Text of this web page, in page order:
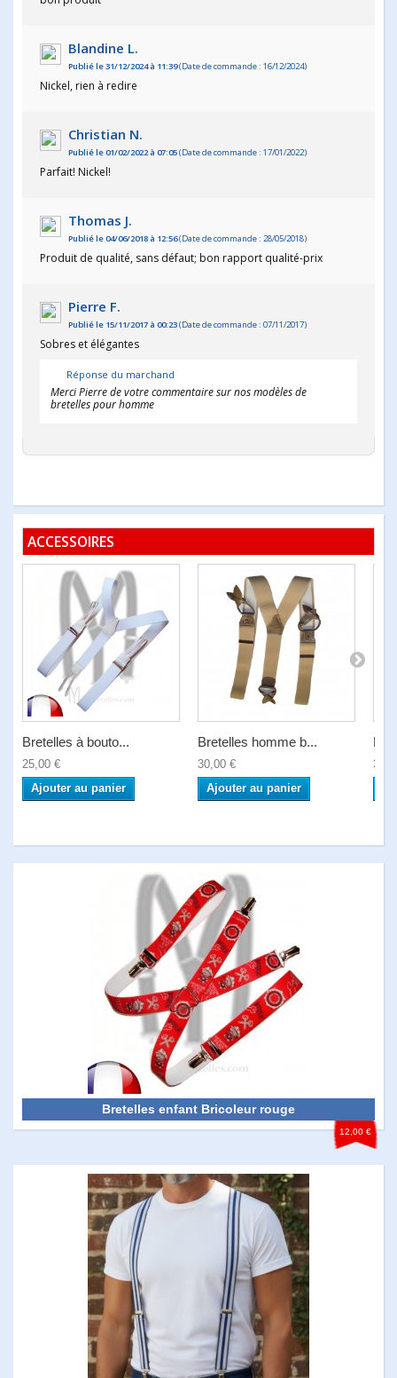
Blandine L.
Publié le 31/12/2024 à 11:39(Date de commande : 16/12/2024)
Nickel, rien à redire
Christian N.
Publié le 01/02/2022 à 07:05(Date de commande : 17/01/2022)
Parfait! Nickel!
Thomas J.
Publié le 04/06/2018 à 12:56(Date de commande : 28/05/2018)
Produit de qualité, sans défaut; bon rapport qualité-prix
Pierre F.
Publié le 15/11/2017 à 00:23(Date de commande : 07/11/2017)
Sobres et élégantes
Réponse du marchand
Merci Pierre de votre commentaire sur nos modèles de
bretelles pour homme
ACCESSOIRES
Bretelles à bouto...
25,00 €
Ajouter au panier
Bretelles homme b...
30,00 €
Ajouter au panier
Bretelles enfant Bricoleur rouge
12,00 €